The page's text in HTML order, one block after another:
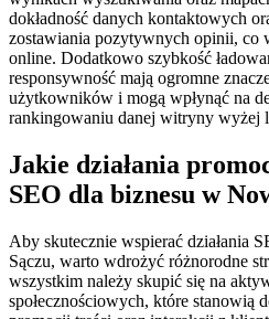
dokładność danych kontaktowych
zostawiania pozytywnych opinii, co
online. Dodatkowo szybkość
responsywność mają ogromne
użytkowników i mogą wpłynąć na
rankingowaniu danej witryny wyżej
Jakie działania
SEO dla biznesu w
Aby skutecznie wspierać działania
Sączu, warto wdrożyć różnorodne
wszystkim należy skupić się na
społecznościowych, które stanowią